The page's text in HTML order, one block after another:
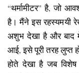
“थर्मामीटर” है, जो
है। मैंने इस रहस्यमयी
अशुभ देखा है और बाद
आई, इसे पूरी तरह लुप्त
होते देखा है जब